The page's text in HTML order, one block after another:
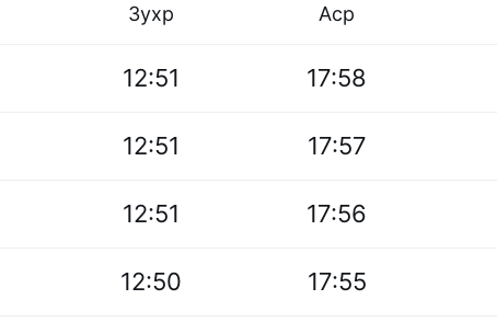
Зухр Аср
12:51 17:58
12:51 17:57
12:51 17:56
12:50 17:55